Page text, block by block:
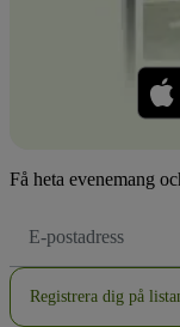
Få heta evenemang
postadress
Registrera dig på